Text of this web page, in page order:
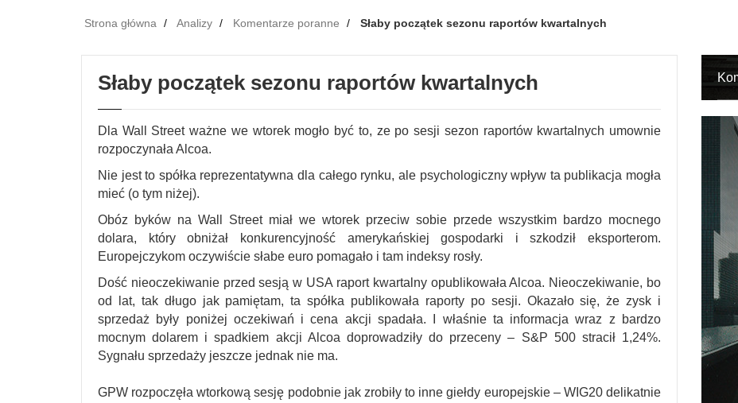
Strona główna Analizy Komentarze poranne Słaby początek sezonu raportów kwartalnych
Słaby początek sezonu raportów kwartalnych
Dla Wall Street ważne we wtorek mogło być to, ze po sesji sezon raportów kwartalnych umownie
rozpoczynała Alcoa.
Nie jest to spółka reprezentatywna dla całego rynku, ale psychologiczny wpływ ta publikacja mogła
mieć (o tym niżej).
Obóz byków na Wall Street miał we wtorek przeciw sobie przede wszystkim bardzo mocnego
dolara, który obniżał konkurencyjność amerykańskiej gospodarki i szkodził eksporterom.
Europejczykom oczywiście słabe euro pomagało i tam indeksy rosły.
Dość nieoczekiwanie przed sesją w USA raport kwartalny opublikowała Alcoa. Nieoczekiwanie, bo
od lat, tak długo jak pamiętam, ta spółka publikowała raporty po sesji. Okazało się, że zysk i
sprzedaż były poniżej oczekiwań i cena akcji spadała. I właśnie ta informacja wraz z bardzo
mocnym dolarem i spadkiem akcji Alcoa doprowadziły do przeceny – S&P 500 stracił 1,24%.
Sygnału sprzedaży jeszcze jednak nie ma.
GPW rozpoczęła wtorkową sesję podobnie jak zrobiły to inne giełdy europejskie – WIG20 delikatnie